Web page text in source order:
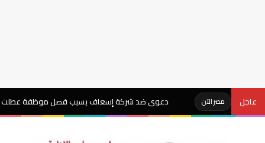
عاجل
مصر الآن دعوى ضد شركة إسعاف بسبب فصل موظفة عطلت كاميرات